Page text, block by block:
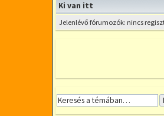
Ki van itt
Jelenlévő fórumozók: nincs